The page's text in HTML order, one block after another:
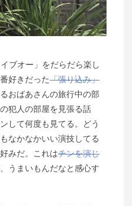
ブオー」をだらだら楽し
好きだった「張り込み」
おばあさんの旅行中の部
犯人の部屋を見張る話
して何度も見てる。どう
なかなかいい演技してる
みだ。これはチンを演じ
うまいもんだなと感心す